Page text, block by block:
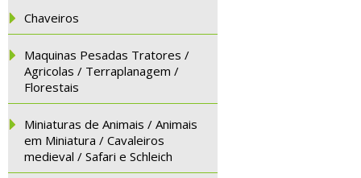
Chaveiros
Maquinas Pesadas Tratores /
Agricolas / Terraplanagem /
Florestais
Miniaturas de Animais / Animais
em Miniatura / Cavaleiros
medieval / Safari e Schleich